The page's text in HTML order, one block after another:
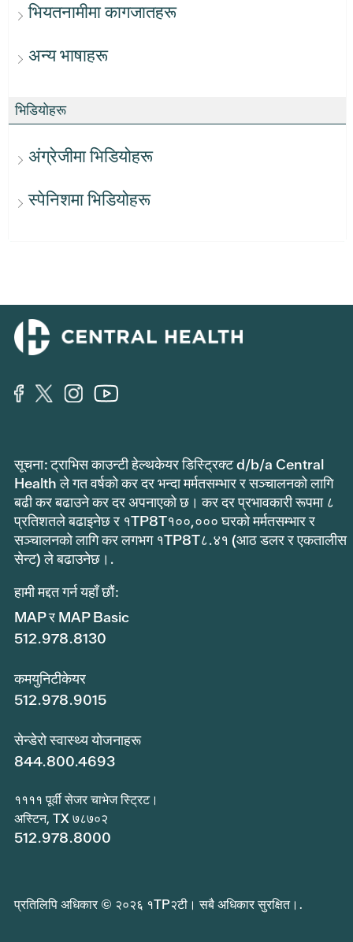
भियतनामीमा कागजातहरू
अन्य भाषाहरू
भिडियोहरू
अंग्रेजीमा भिडियोहरू
स्पेनिशमा भिडियोहरू
सूचना: ट्राभिस काउन्टी हेल्थकेयर डिस्ट्रिक्ट d/b/a Central
Health ले गत वर्षको कर दर भन्दा मर्मतसम्भार र सञ्चालनको लागि
बढी कर बढाउने कर दर अपनाएको छ। कर दर प्रभावकारी रूपमा ८
प्रतिशतले बढाइनेछ र १TP8T१००,००० घरको मर्मतसम्भार र
सञ्चालनको लागि कर लगभग १TP8T८.४१ (आठ डलर र एकतालीस
सेन्ट) ले बढाउनेछ।.
हामी मद्दत गर्न यहाँ छौं:
MAP र MAP Basic
512.978.8130
कमयुनिटीकेयर
512.978.9015
सेन्डेरो स्वास्थ्य योजनाहरू
844.800.4693
११११ पूर्वी सेजर चाभेज स्ट्रिट।
अस्टिन, TX ७८७०२
512.978.8000
प्रतिलिपि अधिकार © २०२६ १TP२टी। सबै अधिकार सुरक्षित।.